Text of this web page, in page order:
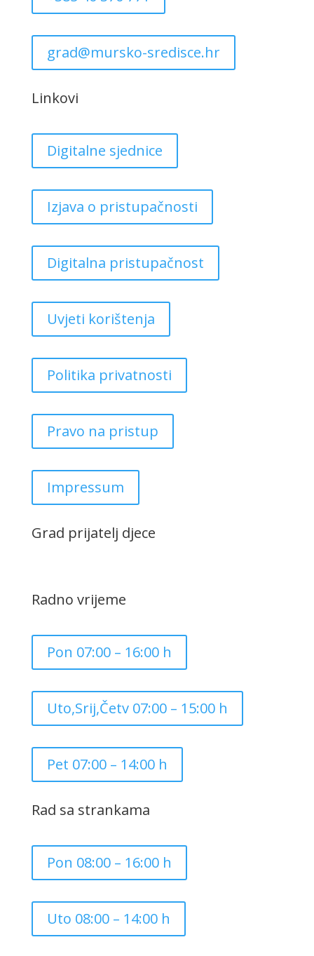
grad@mursko-sredisce.hr
Linkovi
Digitalne sjednice
Izjava o pristupačnosti
Digitalna pristupačnost
Uvjeti korištenja
Politika privatnosti
Pravo na pristup
Impressum
Grad prijatelj djece
Radno vrijeme
Pon 07:00 – 16:00 h
Uto,Srij,Četv 07:00 – 15:00 h
Pet 07:00 – 14:00 h
Rad sa strankama
Pon 08:00 – 16:00 h
Uto 08:00 – 14:00 h